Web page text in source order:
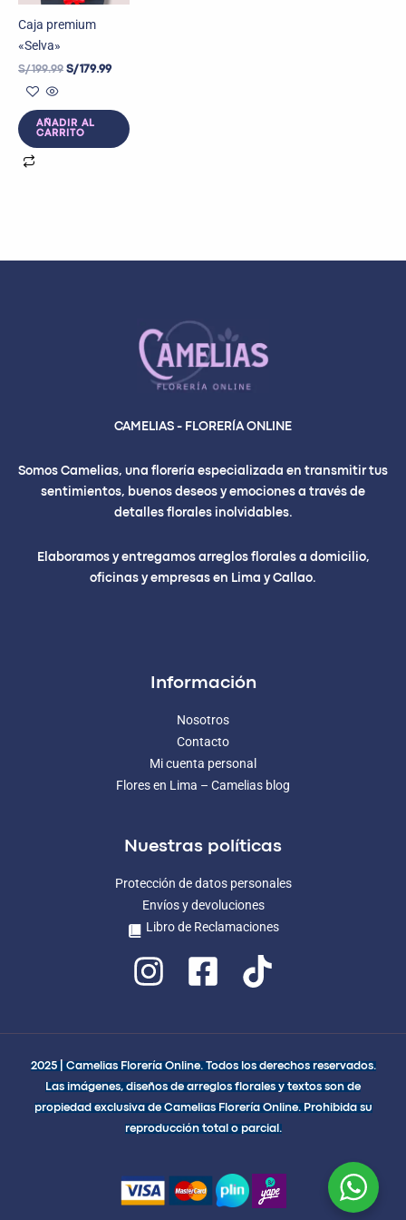
Caja premium
«Selva»
S/199.99 S/179.99
AÑADIR AL
CARRITO
CAMELIAS - FLORERÍA ONLINE
Somos Camelias, una florería especializada en transmitir tus
sentimientos, buenos deseos y emociones a través de
detalles florales inolvidables.
Elaboramos y entregamos arreglos florales a domicilio,
oficinas y empresas en Lima y Callao.
Información
Nosotros
Contacto
Mi cuenta personal
Flores en Lima – Camelias blog
Nuestras políticas
Protección de datos personales
Envíos y devoluciones
Libro de Reclamaciones
2025 | Camelias Florería Online. Todos los derechos reservados.
Las imágenes, diseños de arreglos florales y textos son de
propiedad exclusiva de Camelias Florería Online. Prohibida su
reproducción total o parcial.